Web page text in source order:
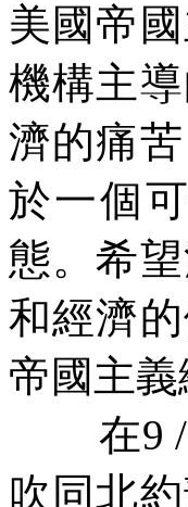
美國帝
機構主
濟的痛
於一個
態。希
和經濟
帝國主
在9
吹同北